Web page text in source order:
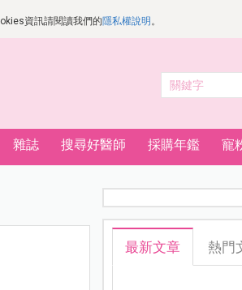
資訊請閱讀我們的隱私權說明 。
雜誌 搜尋好醫師 採購年鑑 寵
最新文章 熱門